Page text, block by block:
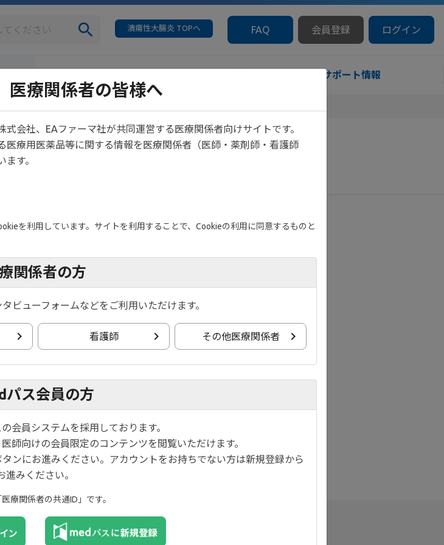
潰瘍性大腸炎 TOPへ FAQ 会員登録 ログイン
診療サポート情報
医療関係者の皆様へ
会社、EAファーマ社が共同運営する医療関係者向けサイトです。
療用医薬品等に関する情報を医療関係者（医師・薬剤師・看護師
す。
を利用しています。サイトを利用することで、Cookieの利用に同意するものと
関係者の方
ビューフォームなどをご利用いただけます。
看護師 その他医療関係者
パス会員の方
会員システムを採用しております。
師向けの会員限定のコンテンツを閲覧いただけます。
ンにお進みください。アカウントをお持ちでない方は新規登録から
進みください。
療関係者の共通ID」です。